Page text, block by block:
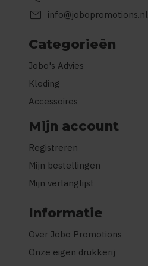
mail info@jobopromotions.nl
Categorieën
Jobo's Advies
Kleding
Accessoires
Mijn account
Registreren
Mijn bestellingen
Mijn verlanglijst
Informatie
Over Jobo Promotions
Onze eigen drukkerij